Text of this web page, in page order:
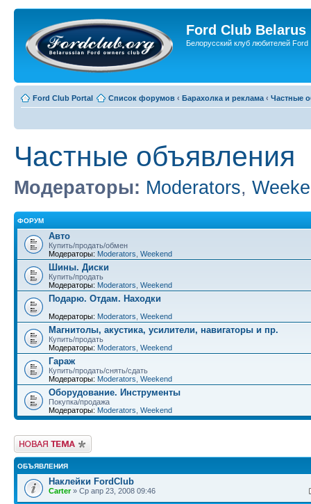
Ford Club Belarus
Белорусский клуб любителей Ford
Ford Club Portal Список форумов ‹ Барахолка и реклама ‹ Частные
Частные объявления
Модераторы: Moderators,
ФОРУМ
Авто
Купить/продать/обмен
Модераторы: Moderators Weekend
Шины. Диски
Купить/продать
Модераторы: Moderators Weekend
Подарю. Отдам. Находки
Модераторы: Moderators Weekend
Магнитолы, акустика, усилители, навигаторы и пр.
Купить/продать
Модераторы: Moderators Weekend
Гараж
Купить/продать/снять/сдать
Модераторы: Moderators Weekend
Оборудование. Инструменты
Покупка/продажа
Модераторы: Moderators Weekend
Новая тема
ОБЪЯВЛЕНИЯ
Наклейки FordClub
Carter» Ср апр 23, 2008 09:46